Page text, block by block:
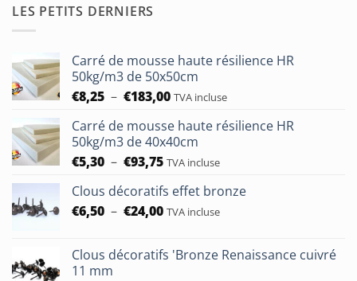
LES PETITS DERNIERS
Carré de mousse haute résilience HR
50kg/m3 de 50x50cm
€8,25 – €183,00Plage
prix :
€8,25
à
TVA incluse
Carré de mousse haute résilience HR
50kg/m3 de 40x40cm
€5,30 – €93,75Plage
prix :
€5,30
TVA incluse
Clous décoratifs effet bronze
€6,50 – €24,00Plage
€6,50
TVA incluse
Clous décoratifs 'Bronze Renaissance cuivré
11 mm